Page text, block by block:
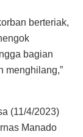
berteriak,
bagian
menghilang,”
(11/4/2023)
Manado